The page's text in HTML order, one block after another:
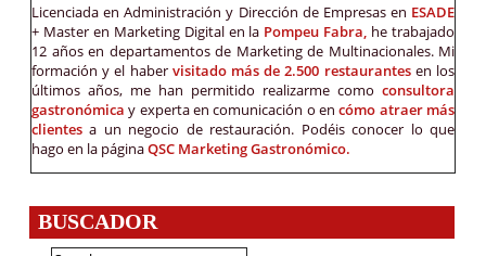
Licenciada en Administración y Dirección de Empresas en ESADE
+ Master en Marketing Digital en la Pompeu Fabra, he trabajado
12 años en departamentos de Marketing de Multinacionales. Mi
formación y el haber visitado más de 2.500 restaurantes en los
últimos años, me han permitido realizarme como consultora
gastronómicay experta en comunicación o encómo atraer más
clientes a un negocio de restauración. Podéis conocer lo que
hago en la páginaQSC Marketing Gastronómico.
BUSCADOR